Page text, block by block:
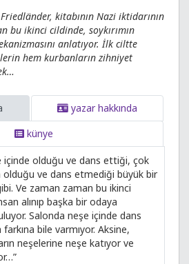
kitabının Nazi iktidarının
bu ikinci cildinde, soykırımın
anlatıyor. İlk ciltte
hem kurbanların zihniyet
yazar hakkında
künye
içinde olduğu ve dans ettiği, çok
olduğu ve dans etmediği büyük bir
Ve zaman zaman bu ikinci
alınıp başka bir odaya
Salonda neşe içinde dans
bile varmıyor. Aksine,
neşelerine neşe katıyor ve